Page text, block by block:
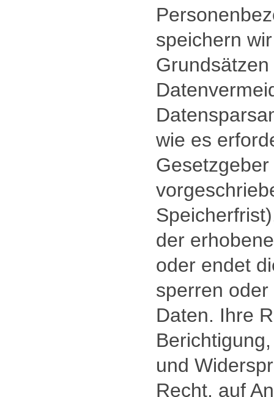
speichern
wie es
der
oder endet
sperren
Daten. Ihre
und
Recht, auf